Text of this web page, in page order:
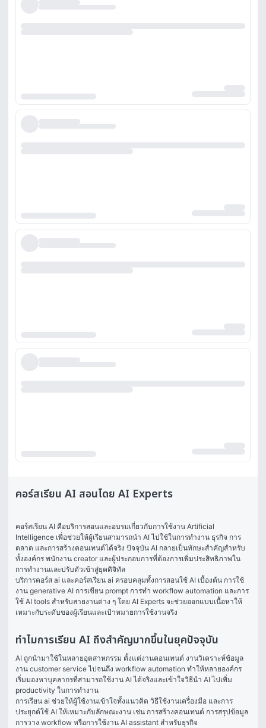
คอร์สเรียน AI สอนโดย AI Experts
คอร์สเรียน AI คือบริการสอนและอบรมเกี่ยวกับการใช้งาน Artificial
Intelligence เพื่อช่วยให้ผู้เรียนสามารถนำ AI ไปใช้ในการทำงาน ธุรกิจ การ
ตลาด และการสร้างคอนเทนต์ได้จริง ปัจจุบัน AI กลายเป็นทักษะสำคัญสำหรับ
ทั้งองค์กร พนักงาน creator และผู้ประกอบการที่ต้องการเพิ่มประสิทธิภาพใน
การทำงานและปรับตัวเข้าสู่ยุคดิจิทัล
บริการคอร์ส ai และคอร์สเรียน ai ครอบคลุมทั้งการสอนใช้ AI เบื้องต้น การใช้
งาน generative AI การเขียน prompt การทำ workflow automation และการ
ใช้ AI tools สำหรับสายงานต่าง ๆ โดย AI Experts จะช่วยออกแบบเนื้อหาให้
เหมาะกับระดับของผู้เรียนและเป้าหมายการใช้งานจริง
ทำไมการเรียน AI ถึงสำคัญมากขึ้นในยุคปัจจุบัน
AI ถูกนำมาใช้ในหลายอุตสาหกรรม ตั้งแต่งานคอนเทนต์ งานวิเคราะห์ข้อมูล
งาน customer service ไปจนถึง workflow automation ทำให้หลายองค์กร
เริ่มมองหาบุคลากรที่สามารถใช้งาน AI ได้จริงและเข้าใจวิธีนำ AI ไปเพิ่ม
productivity ในการทำงาน
การเรียน ai ช่วยให้ผู้ใช้งานเข้าใจทั้งแนวคิด วิธีใช้งานเครื่องมือ และการ
ประยุกต์ใช้ AI ให้เหมาะกับลักษณะงาน เช่น การสร้างคอนเทนต์ การสรุปข้อมูล
การวาง workflow หรือการใช้งาน AI assistant สำหรับธุรกิจ